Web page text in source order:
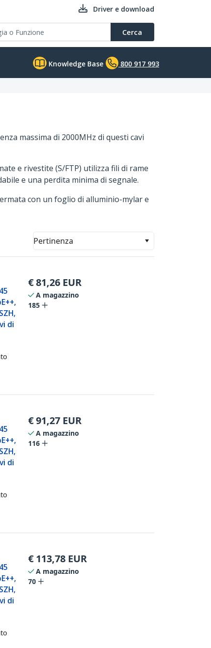
Driver e download
Cerca
Knowledge Base 800 917 993
massima di 2000MHz di questi cavi
e rivestite (S/FTP) utilizza fili di rame
e una perdita minima di segnale.
con un foglio di alluminio-mylar e
Pertinenza
di
€81,26 EUR
A magazzino
185
di
€91,27 EUR
A magazzino
116
di
€ 113,78 EUR
A magazzino
70